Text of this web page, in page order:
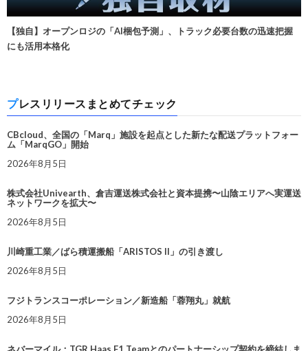
【独自】オープンロジの「AI梱包予測」、トラック必要台数の迅速把握
にも活用本格化
プレスリリースまとめてチェック
CBcloud、全国の「Marq」施設を起点とした新たな配送プラットフォー
ム「MarqGO」開始
2026年8月5日
株式会社Univearth、倉吉運送株式会社と資本提携〜山陰エリアへ実運送
ネットワークを拡大〜
2026年8月5日
川崎重工業／ばら積運搬船「ARISTOS II」の引き渡し
2026年8月5日
フジトランスコーポレーション／新造船「蓉翔丸」就航
2026年8月5日